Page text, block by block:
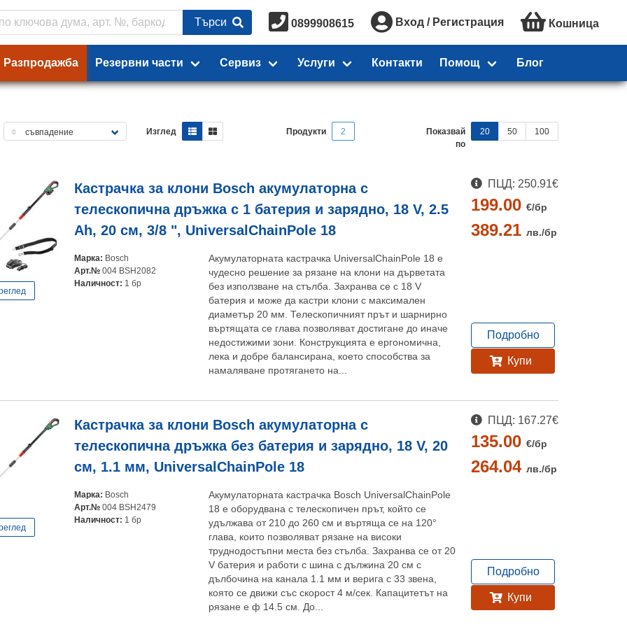
Търси 0899908615 Вход / Регистрация Кошница
Разпродажба Резервни части Сервиз Услуги Контакти Помощ Блог
Изглед Продукти 2
Показвай
по
20 50 100
Кастрачка за клони Bosch акумулаторна с
телескопична дръжка с 1 батерия и зарядно, 18 V, 2.5
Ah, 20 см, 3/8 ", UniversalChainPole 18
Марка: Bosch
Арт.№ 004 BSH2082
Наличност: 1 бр
Акумулаторната кастрачка UniversalChainPole 18 е
чудесно решение за рязане на клони на дърветата
без използване на стълба. Захранва се с 18 V
батерия и може да кастри клони с максимален
диаметър 20 мм. Телескопичният прът и шарнирно
въртящата се глава позволяват достигане до иначе
недостижими зони. Конструкцията е ергономична,
лека и добре балансирана, което способства за
намаляване протягането на...
ПЦД: 250.91€
199.00 €/бр
389.21 лв./бр
Подробно
Купи
Кастрачка за клони Bosch акумулаторна с
телескопична дръжка без батерия и зарядно, 18 V, 20
см, 1.1 мм, UniversalChainPole 18
Марка: Bosch
Арт.№ 004 BSH2479
Наличност: 1 бр
Акумулаторната кастрачка Bosch UniversalChainPole
18 е оборудвана с телескопичен прът, който се
удължава от 210 до 260 см и въртяща се на 120°
глава, които позволяват рязане на високи
труднодостъпни места без стълба. Захранва се от 20
V батерия и работи с шина с дължина 20 см с
дълбочина на канала 1.1 мм и верига с 33 звена,
която се движи със скорост 4 м/сек. Капацитетът на
рязане е ф 14.5 см. До...
ПЦД: 167.27€
135.00 €/бр
264.04 лв./бр
Подробно
Купи